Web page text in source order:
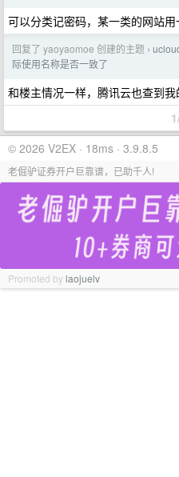
可以分类记密码，某一类的网站
回复了 yaoyaomoe 创建的主题 ›
际使用名称是否一致了
和楼主情况一样，腾讯云也查到
© 2026 V2EX · 18ms · 3.9.8.5
老倔驴证券开户巨靠谱，已助千人!
Promoted bylaojuelv